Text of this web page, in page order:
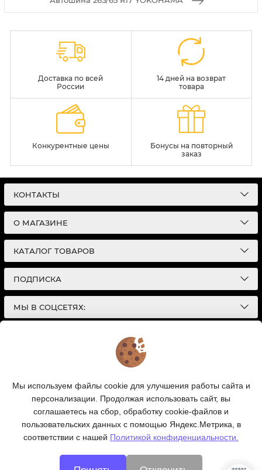
Доставка по всей
России
14 дней на возврат
товара
Конкурентные цены
Бонусы на повторный
заказ
КОНТАКТЫ
О МАГАЗИНЕ
КАТАЛОГ ТОВАРОВ
ПОДПИСКА
МЫ В СОЦСЕТЯХ:
Интернет-магазин автотоваров в Екатеринбурге
| Разработка сайтов |
Политика конфиденциальности
интернет-сайт носит исключительно
информационный характер и ни при каких условиях
информационные материалы и цены, размещенные на
сайте, не являются публичной офертой, определяемой
положениями Статей 435 и 437 Гражданского кодекса
РФ.
Ваш заказ, включая стоимость и наличие товара, будет
подтвержден нашим менеджером посредством
Мы используем файлы cookie для улучшения работы сайта и
персонализации. Продолжая использовать сайт, вы
соглашаетесь на сбор, обработку cookie-файлов и
пользовательских данных с помощью Яндекс.Метрика, в
соответствии с нашей Политикой конфиденциальности.